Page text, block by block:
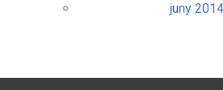
juny 2014